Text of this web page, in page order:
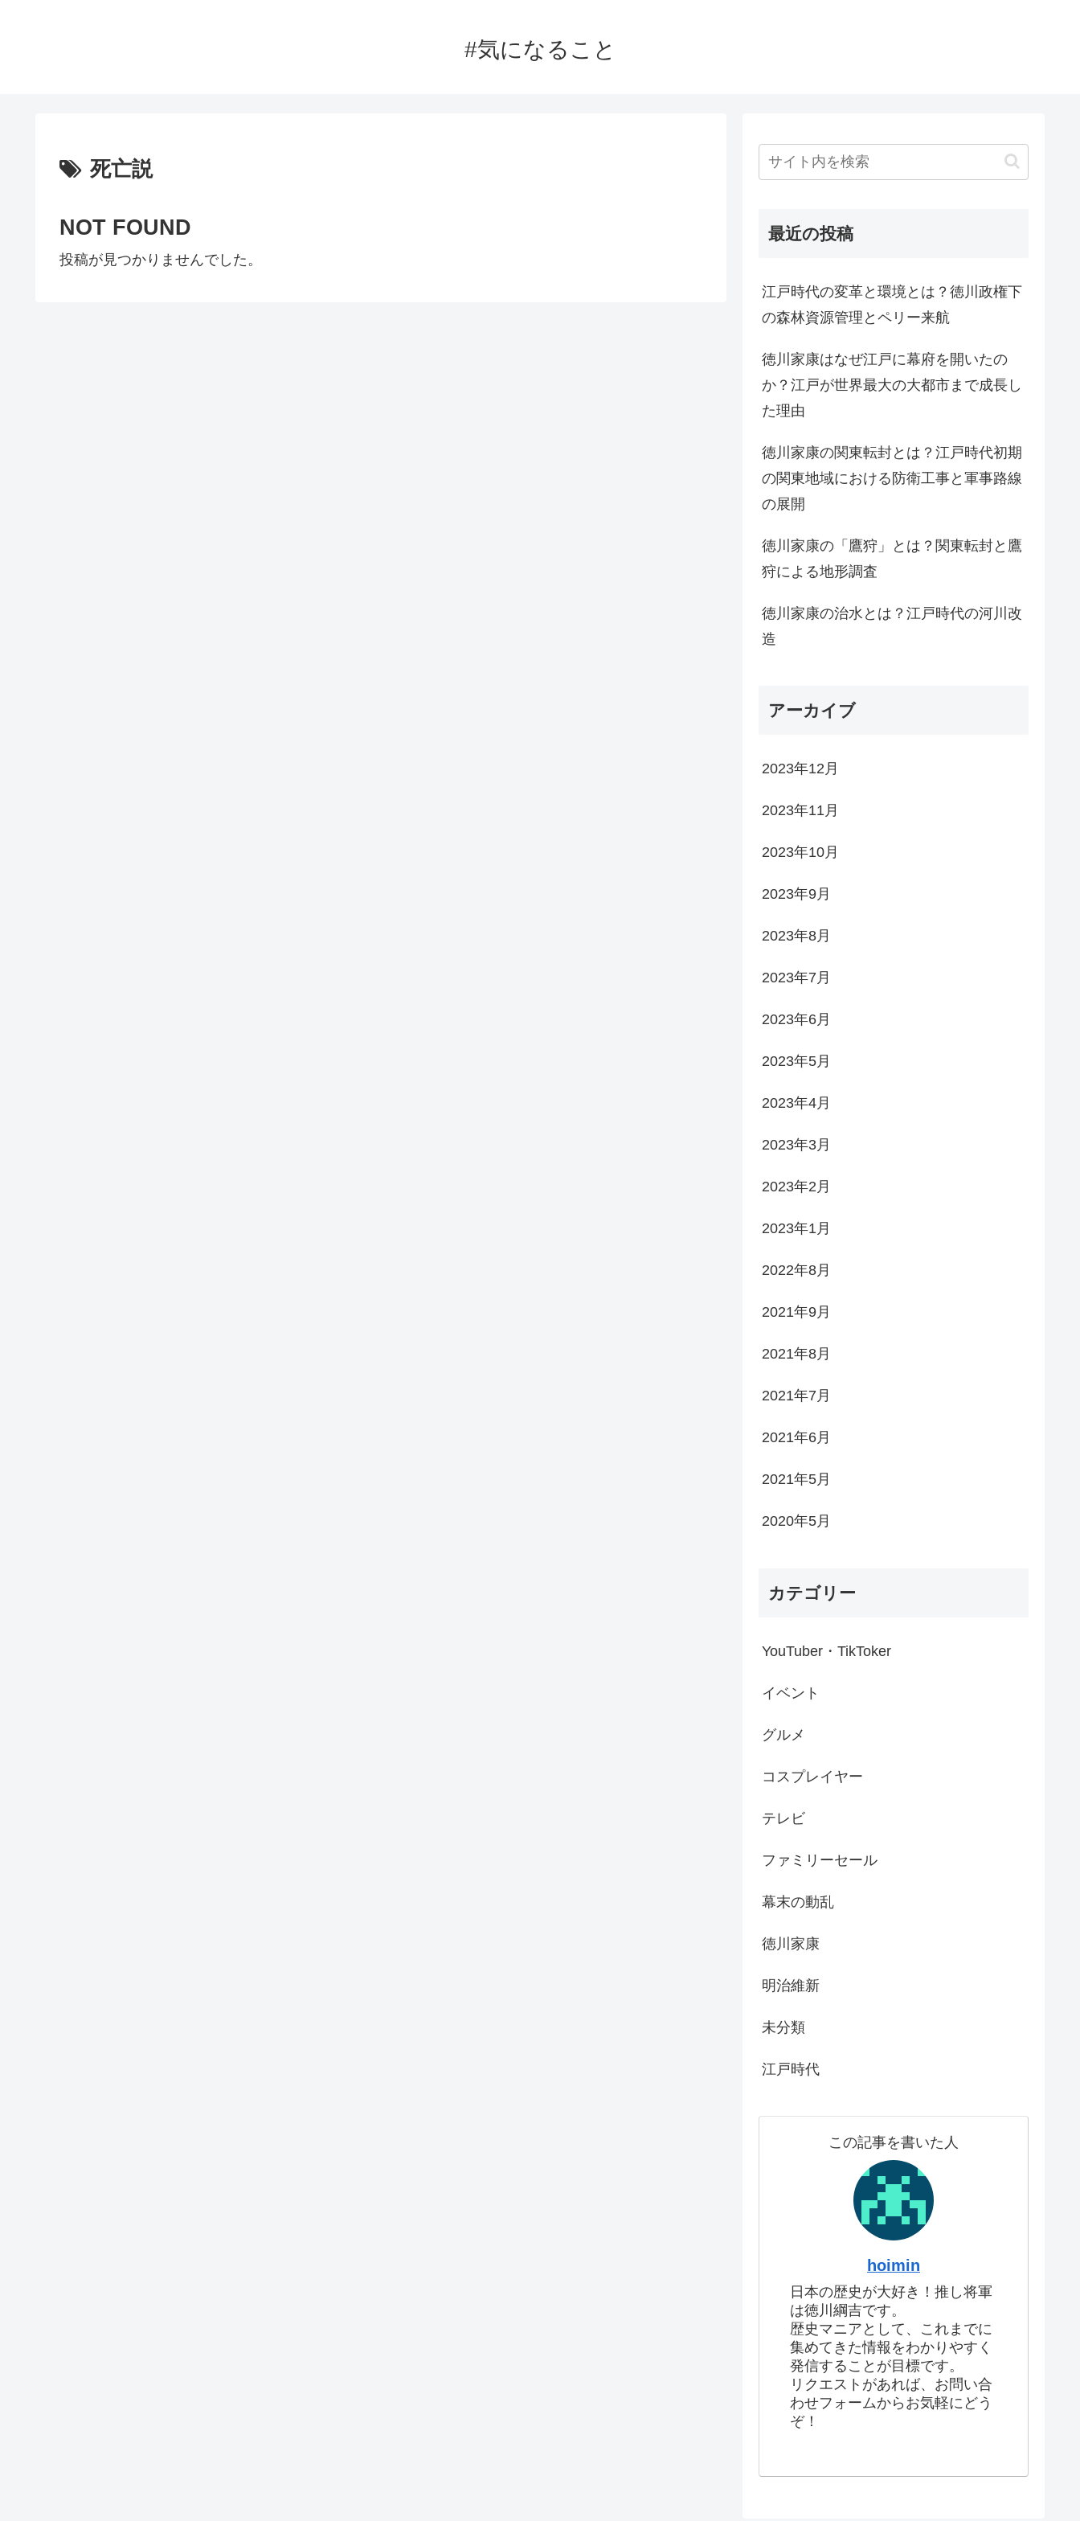
#気になること
死亡説
NOT FOUND
投稿が見つかりませんでした。
最近の投稿
江戸時代の変革と環境とは？徳川政権下
の森林資源管理とペリー来航
徳川家康はなぜ江戸に幕府を開いたの
か？江戸が世界最大の大都市まで成長し
た理由
徳川家康の関東転封とは？江戸時代初期
の関東地域における防衛工事と軍事路線
の展開
徳川家康の「鷹狩」とは？関東転封と鷹
狩による地形調査
徳川家康の治水とは？江戸時代の河川改
造
アーカイブ
2023年12月
2023年11月
2023年10月
2023年9月
2023年8月
2023年7月
2023年6月
2023年5月
2023年4月
2023年3月
2023年2月
2023年1月
2022年8月
2021年9月
2021年8月
2021年7月
2021年6月
2021年5月
2020年5月
カテゴリー
YouTuber・TikToker
イベント
グルメ
コスプレイヤー
テレビ
ファミリーセール
幕末の動乱
徳川家康
明治維新
未分類
江戸時代
この記事を書いた人
hoimin
日本の歴史が大好き！推し将軍
は徳川綱吉です。
歴史マニアとして、これまでに
集めてきた情報をわかりやすく
発信することが目標です。
リクエストがあれば、お問い合
わせフォームからお気軽にどう
ぞ！